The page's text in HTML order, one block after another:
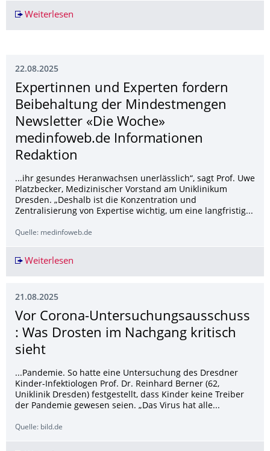
Weiterlesen
22.08.2025
Expertinnen und Experten fordern
Beibehaltung der Mindestmengen
Newsletter «Die Woche»
medinfoweb.de Informationen
Redaktion
...ihr gesundes Heranwachsen unerlässlich“, sagt Prof. Uwe
Platzbecker, Medizinischer Vorstand am Uniklinikum
Dresden. „Deshalb ist die Konzentration und
Zentralisierung von Expertise wichtig, um eine langfristig...
Quelle: medinfoweb.de
Weiterlesen
21.08.2025
Vor Corona-Untersuchungsaus­schuss
: Was Drosten im Nachgang kritisch
sieht
...Pandemie. So hatte eine Untersuchung des Dresdner
Kinder-Infektiologen Prof. Dr. Reinhard Berner (62,
Uniklinik Dresden) festgestellt, dass Kinder keine Treiber
der Pandemie gewesen seien. „Das Virus hat alle...
Quelle: bild.de